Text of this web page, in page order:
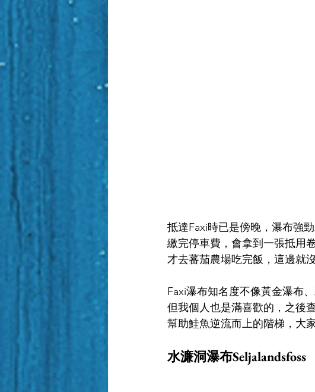
抵達Faxi時已是傍晚，瀑布強
繳完停車費，會拿到一張抵用
才去蕃茄農場吃完飯，這邊就
Faxi瀑布知名度不像黃金瀑布
但我個人也是滿喜歡的，之後
幫助鮭魚逆流而上的階梯，大
水濂洞瀑布Seljalandsfoss